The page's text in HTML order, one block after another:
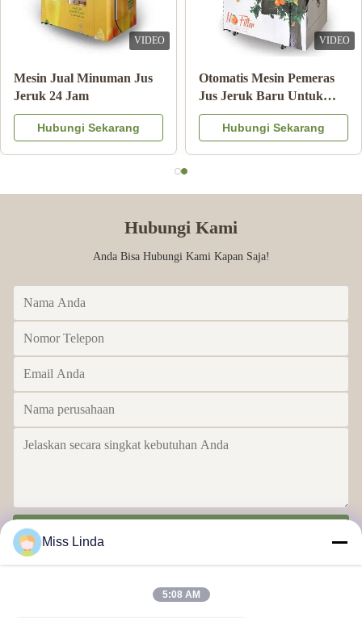
VIDEO
Double Tank Ice Slush
Machine Minuman Beku
Minuman Susu Koktail
Hubungi Sekarang
VIDEO
Catatan Pembayaran
Mesin Penjual Jus Jeruk
Dengan Sistem Pendingin
Hubungi Sekarang
Hubungi Kami
Anda Bisa Hubungi Kami Kapan Saja!
Miss Linda
5:08 AM